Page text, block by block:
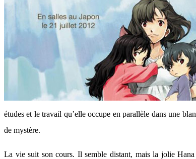
études et le travail qu’elle occupe en parallèle dans une
de mystère.
La vie suit son cours. Il semble distant, mais la jolie